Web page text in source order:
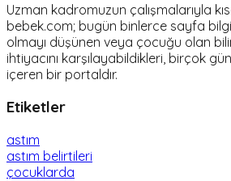
Uzman kadromuzun çalışmalarıyla
bebek.com; bugün binlerce sayfa
olmayı düşünen veya çocuğu olan
ihtiyacını karşılayabildikleri, birçok
içeren bir portaldır.
Etiketler
astım
astım belirtileri
çocuklarda